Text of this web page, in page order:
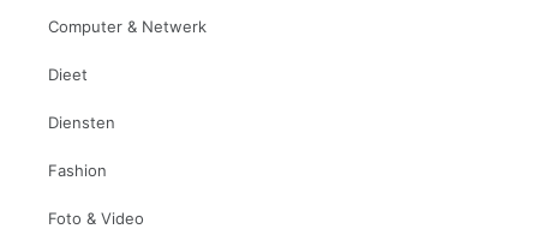
Computer & Netwerk
Dieet
Diensten
Fashion
Foto & Video